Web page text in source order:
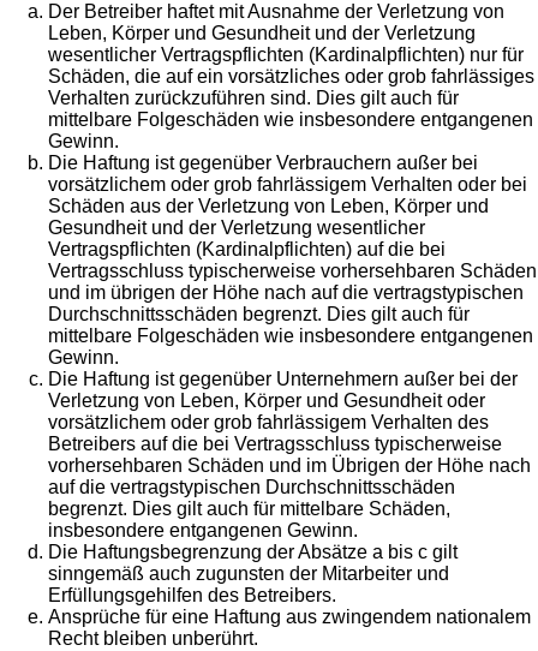
Der Betreiber haftet mit Ausnahme der Verletzung von
Leben, Körper und Gesundheit und der Verletzung
wesentlicher Vertragspflichten (Kardinalpflichten) nur für
Schäden, die auf ein vorsätzliches oder grob fahrlässiges
Verhalten zurückzuführen sind. Dies gilt auch für
mittelbare Folgeschäden wie insbesondere entgangenen
Gewinn.
Die Haftung ist gegenüber Verbrauchern außer bei
vorsätzlichem oder grob fahrlässigem Verhalten oder bei
Schäden aus der Verletzung von Leben, Körper und
Gesundheit und der Verletzung wesentlicher
Vertragspflichten (Kardinalpflichten) auf die bei
Vertragsschluss typischerweise vorhersehbaren Schäden
und im übrigen der Höhe nach auf die vertragstypischen
Durchschnittsschäden begrenzt. Dies gilt auch für
mittelbare Folgeschäden wie insbesondere entgangenen
Gewinn.
Die Haftung ist gegenüber Unternehmern außer bei der
Verletzung von Leben, Körper und Gesundheit oder
vorsätzlichem oder grob fahrlässigem Verhalten des
Betreibers auf die bei Vertragsschluss typischerweise
vorhersehbaren Schäden und im Übrigen der Höhe nach
auf die vertragstypischen Durchschnittsschäden
begrenzt. Dies gilt auch für mittelbare Schäden,
insbesondere entgangenen Gewinn.
Die Haftungsbegrenzung der Absätze a bis c gilt
sinngemäß auch zugunsten der Mitarbeiter und
Erfüllungsgehilfen des Betreibers.
Ansprüche für eine Haftung aus zwingendem nationalem
Recht bleiben unberührt.